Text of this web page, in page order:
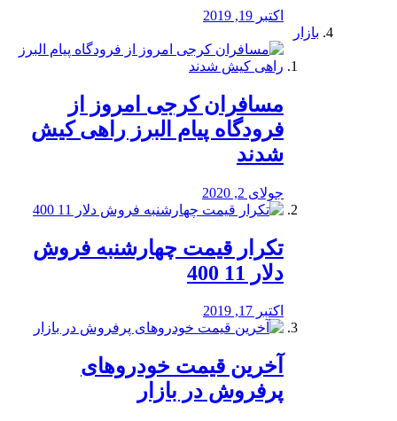
اکتبر 19, 2019
بازار
مسافران کرجی امروز از
فرودگاه پیام البرز راهی کیش
شدند
جولای 2, 2020
تکرار قیمت چهارشنبه فروش
دلار 11 400
اکتبر 17, 2019
آخرین قیمت خودرو‌های
پرفروش در بازار